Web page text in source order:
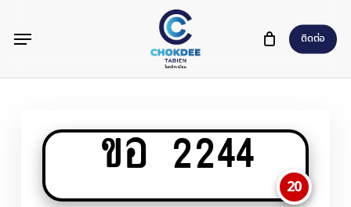
content
ติดต่อ
Menu
ขอ 2244
20